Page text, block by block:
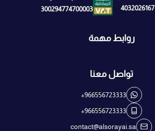
4032026167
300294774700003
روابط مهمة
تواصل معنا
+966556723333
+966556723333
contact@alsorayai.sa